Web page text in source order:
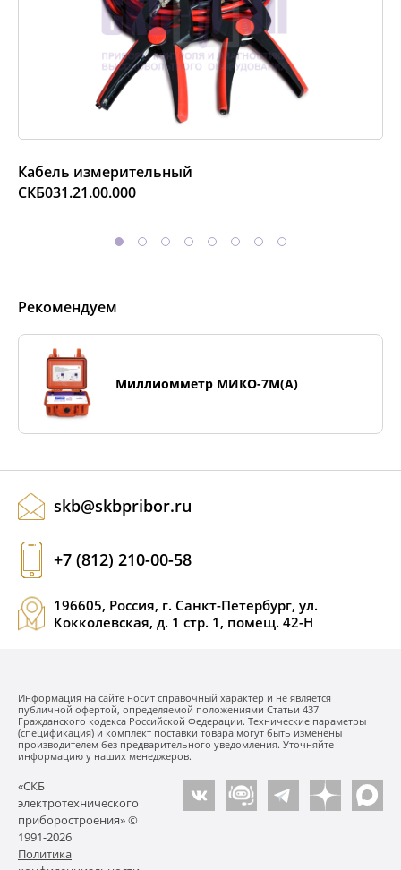
Кабель измерительный
СКБ031.21.00.000
Рекомендуем
Миллиомметр МИКО-7М(А)
skb@skbpribor.ru
+7 (812) 210-00-58
196605, Россия, г. Санкт-Петербург, ул.
Кокколевская, д. 1 стр. 1, помещ. 42-Н
Информация на сайте носит справочный характер и не является
публичной офертой, определяемой положениями Статьи 437
Гражданского кодекса Российской Федерации. Технические параметры
(спецификация) и комплект поставки товара могут быть изменены
производителем без предварительного уведомления. Уточняйте
информацию у наших менеджеров.
«СКБ
электротехнического
приборостроения» ©
1991-2026
Политика